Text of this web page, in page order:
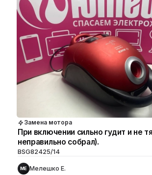
Замена мотора
При включении сильно гудит и не
неправильно собрал).
BSG82425/14
МЕ Мелешко Е.